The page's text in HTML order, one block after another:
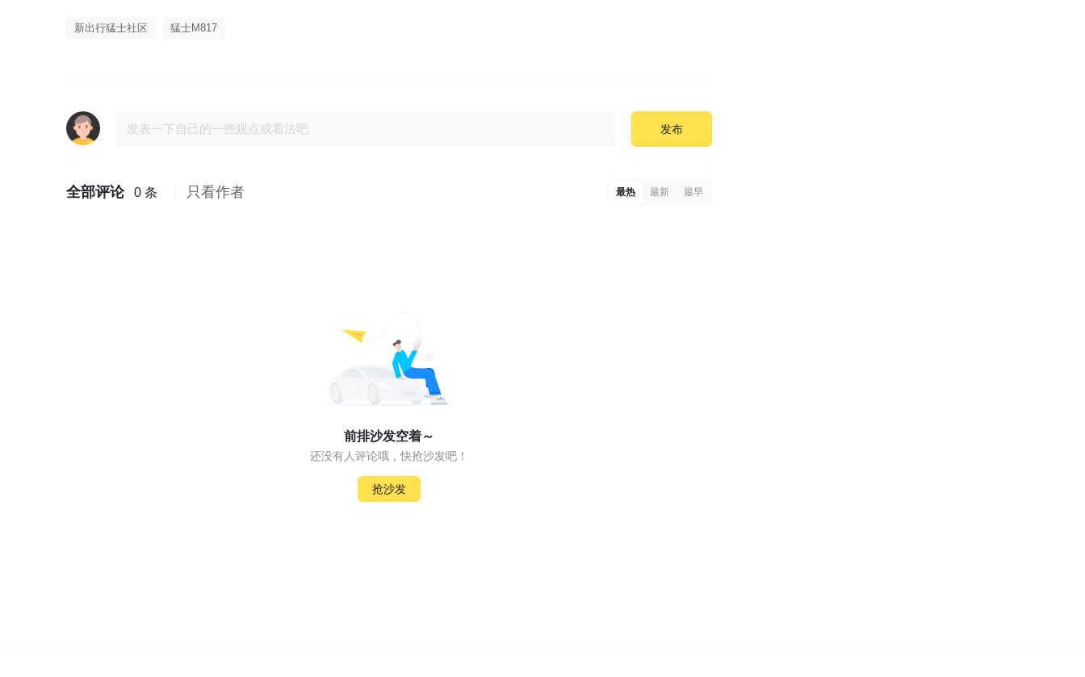
新出行猛士社区 猛士M817
发布
全部评论 0 条 只看作者 最热 最新 最早
前排沙发空着～
还没有人评论哦，快抢沙发吧！
抢沙发